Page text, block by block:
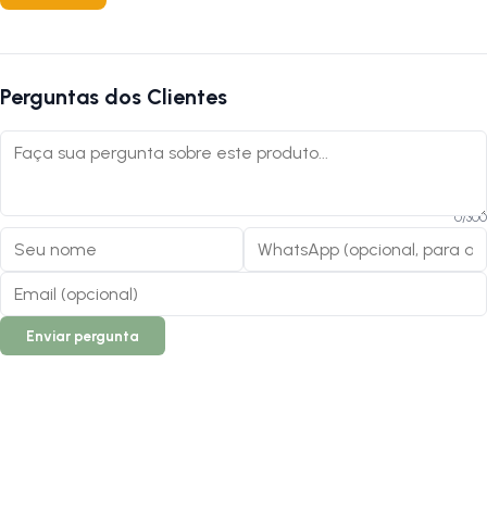
Perguntas dos Clientes
0/300
Enviar pergunta